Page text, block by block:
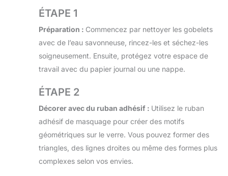
ÉTAPE 1
Préparation : Commencez par nettoyer les gobelets
avec de l’eau savonneuse, rincez-les et séchez-les
soigneusement. Ensuite, protégez votre espace de
travail avec du papier journal ou une nappe.
ÉTAPE 2
Décorer avec du ruban adhésif : Utilisez le ruban
adhésif de masquage pour créer des motifs
géométriques sur le verre. Vous pouvez former des
triangles, des lignes droites ou même des formes plus
complexes selon vos envies.